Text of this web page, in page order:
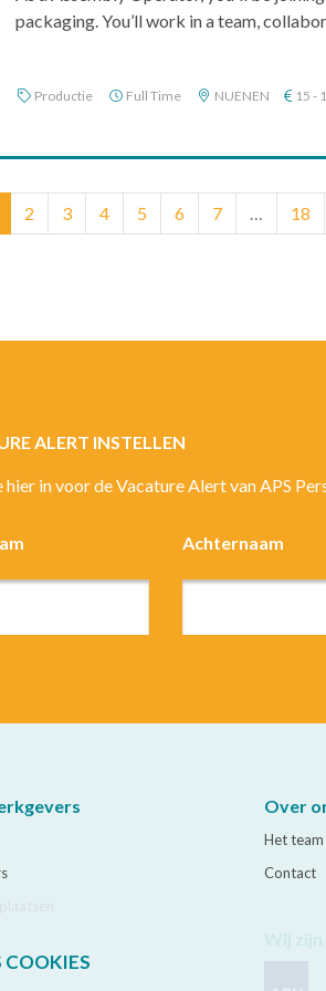
COOKIES
packaging. You’ll work in a team,
Productie Full Time NUENEN 15 -
(current)
2 3 4 5 6 7 … 18
ALERT INSTELLEN
hier in voor de Vacature Alert van APS
Achternaam
Over
Het team
Contact